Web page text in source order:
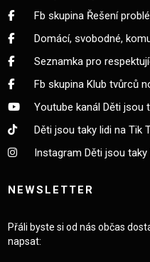
Fb skupina Řešení
Domácí, svobodné,
Seznamka pro
Fb skupina Klub tvůrců
Youtube kanál Děti jsou
Děti jsou taky lidi na Tik
Instagram Děti jsou taky
NEWSLETTER
Přáli byste si od nás občas
napsat: